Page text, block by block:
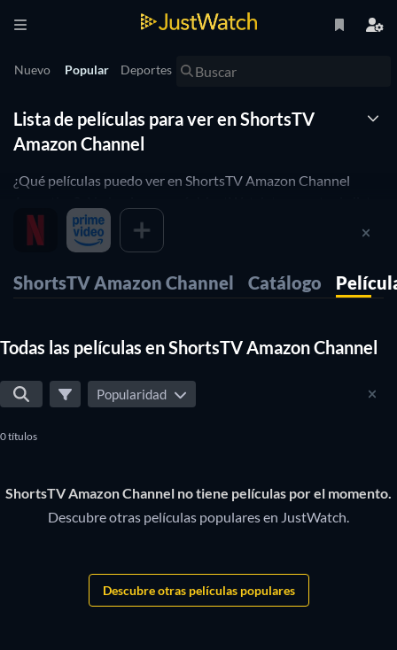
Nuevo Popular Deportes
Lista de películas para ver en ShortsTV
Amazon Channel
¿Qué películas puedo ver en ShortsTV Amazon Channel
completa de películas en ShortsTV Amazon Channel que
puedes ver en línea en este momento. Organizamos esta lista
para ayudarte a elegir las mejores películas para ver.
continuación para encontrar películas o series en base a tus
ShortsTV Amazon Channel Catálogo
Todas las películas en ShortsTV Amazon Channel
Popularidad
0 títulos
ShortsTV Amazon Channel no tiene películas por el momento.
Descubre otras películas populares en JustWatch.
Descubre otras películas populares